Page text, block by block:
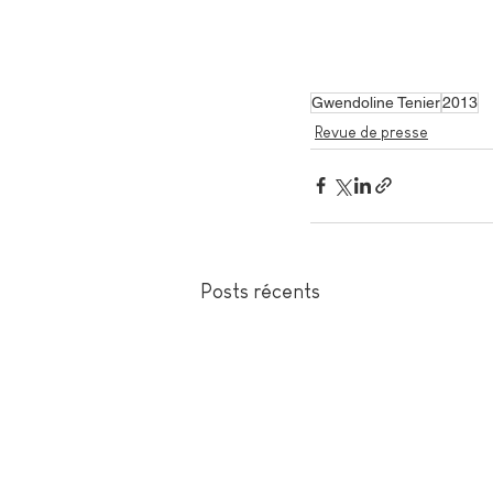
Gwendoline Tenier2013
Revue de presse
Posts récents